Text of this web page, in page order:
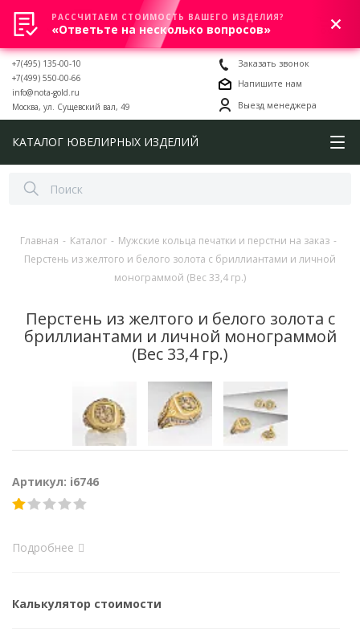
0
+7(495) 135-00-10
+7(499) 550-00-66
info@nota-gold.ru
Москва, ул. Сущевский вал, 49
Заказать звонок
Напишите нам
Выезд менеджера
КАТАЛОГ ЮВЕЛИРНЫХ ИЗДЕЛИЙ
Главная - Каталог - Мужские кольца печатки и перстни на заказ -
Перстень из желтого и белого золота с бриллиантами и личной
монограммой (Вес 33,4 гр.)
Перстень из желтого и белого золота с
бриллиантами и личной монограммой
(Вес 33,4 гр.)
Артикул: i6746
Подробнее
Калькулятор стоимости
РАССЧИТАЕМ СТОИМОСТЬ ВАШЕГО ИЗДЕЛИЯ?
«Ответьте на несколько вопросов»